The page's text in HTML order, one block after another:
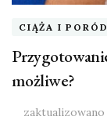
CIĄŻA I PORÓD
możliwe?
zaktualizowano